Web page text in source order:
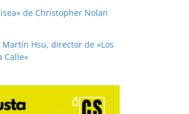
de Christopher Nolan
Martín Hsu, director de «Los
Calle»